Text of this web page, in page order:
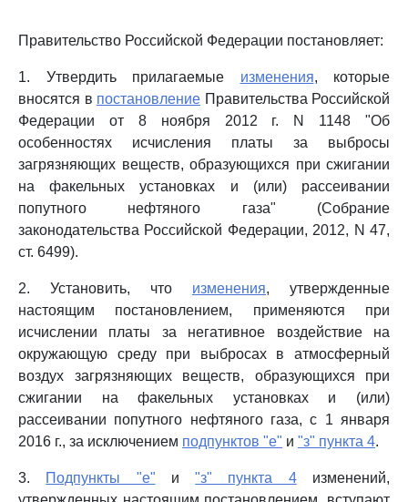
Правительство Российской Федерации постановляет:
1. Утвердить прилагаемые изменения, которые
вносятся в постановление Правительства Российской
Федерации от 8 ноября 2012 г. N 1148 "Об
особенностях исчисления платы за выбросы
загрязняющих веществ, образующихся при сжигании
на факельных установках и (или) рассеивании
попутного нефтяного газа" (Собрание
законодательства Российской Федерации, 2012, N 47,
ст. 6499).
2. Установить, что изменения, утвержденные
настоящим постановлением, применяются при
исчислении платы за негативное воздействие на
окружающую среду при выбросах в атмосферный
воздух загрязняющих веществ, образующихся при
сжигании на факельных установках и (или)
рассеивании попутного нефтяного газа, с 1 января
2016 г., за исключением подпунктов "е" и "з" пункта 4.
3. Подпункты "е" и"з" пункта 4изменений,